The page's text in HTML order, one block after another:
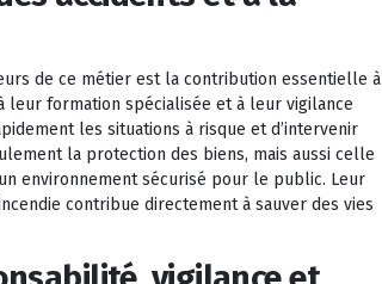
de ce métier est la contribution essentielle à
leur formation spécialisée et à leur vigilance
les situations à risque et d’intervenir
la protection des biens, mais aussi celle
environnement sécurisé pour le public. Leur
contribue directement à sauver des vies